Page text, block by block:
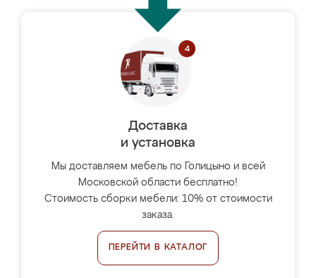
Доставка
и установка
Мы доставляем мебель по Голицыно и всей
Московской области бесплатно!
Стоимость сборки мебели: 10% от стоимости
заказа.
ПЕРЕЙТИ В КАТАЛОГ